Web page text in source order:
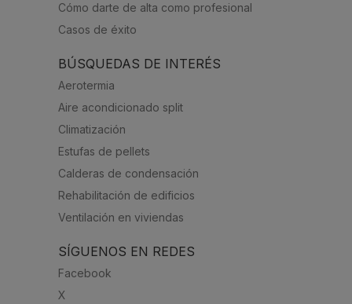
Cómo darte de alta como profesional
Casos de éxito
BÚSQUEDAS DE INTERÉS
Aerotermia
Aire acondicionado split
Climatización
Estufas de pellets
Calderas de condensación
Rehabilitación de edificios
Ventilación en viviendas
SÍGUENOS EN REDES
Facebook
X